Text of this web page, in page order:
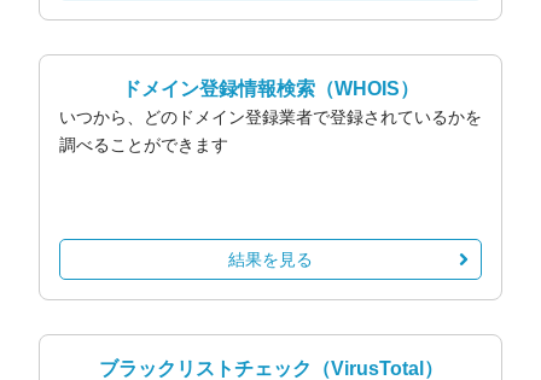
ドメイン登録情報検索 （WHOIS）
いつから、どのドメイン登録業者で登録されているかを
調べることができます
結果を見る
ブラックリストチェック （VirusTotal）